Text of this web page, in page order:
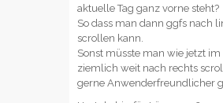
aktuelle Tag ganz vorne steht?
So dass man dann ggfs nach
scrollen kann.
Sonst müsste man wie jetzt
ziemlich weit nach rechts
gerne Anwenderfreundlicher